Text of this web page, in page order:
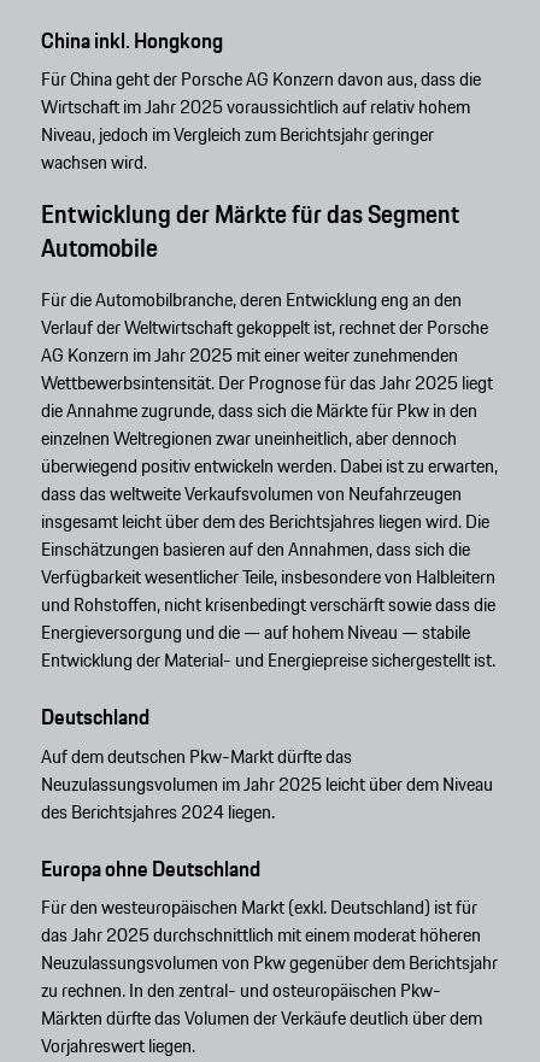
China inkl. Hongkong
Für China geht der Porsche AG Konzern davon aus, dass die
Wirtschaft im Jahr 2025 voraussichtlich auf relativ hohem
Niveau, jedoch im Vergleich zum Berichtsjahr geringer
wachsen wird.
Entwicklung der Märkte für das Segment
Automobile
Für die Automobilbranche, deren Entwicklung eng an den
Verlauf der Weltwirtschaft gekoppelt ist, rechnet der Porsche
AG Konzern im Jahr 2025 mit einer weiter zunehmenden
Wettbewerbsintensität. Der Prognose für das Jahr 2025 liegt
die Annahme zugrunde, dass sich die Märkte für Pkw in den
einzelnen Weltregionen zwar uneinheitlich, aber dennoch
überwiegend positiv entwickeln werden. Dabei ist zu erwarten,
dass das weltweite Verkaufsvolumen von Neufahrzeugen
insgesamt leicht über dem des Berichtsjahres liegen wird. Die
Einschätzungen basieren auf den Annahmen, dass sich die
Verfügbarkeit wesentlicher Teile, insbesondere von Halbleitern
und Rohstoffen, nicht krisenbedingt verschärft sowie dass die
Energieversorgung und die — auf hohem Niveau — stabile
Entwicklung der Material- und Energiepreise sichergestellt ist.
Deutschland
Auf dem deutschen Pkw-Markt dürfte das
Neuzulassungsvolumen im Jahr 2025 leicht über dem Niveau
des Berichtsjahres 2024 liegen.
Europa ohne Deutschland
Für den westeuropäischen Markt (exkl. Deutschland) ist für
das Jahr 2025 durchschnittlich mit einem moderat höheren
Neuzulassungsvolumen von Pkw gegenüber dem Berichtsjahr
zu rechnen. In den zentral- und osteuropäischen Pkw-
Märkten dürfte das Volumen der Verkäufe deutlich über dem
Vorjahreswert liegen.